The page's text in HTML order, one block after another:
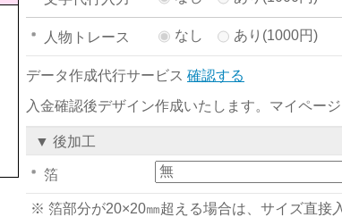
人物トレース なし あり(1000円)
データ作成代行サービス 確認する
入金確認後デザイン作成いたします。マイペー
▼ 後加工
箔
※ 箔部分が20×20㎜超える場合は、サイズ直接